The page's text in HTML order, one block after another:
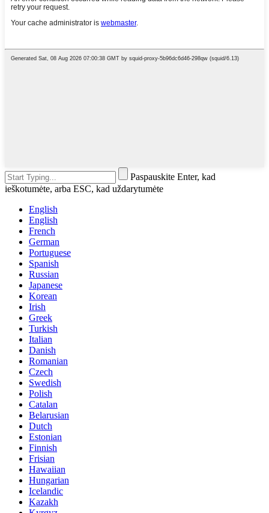
Paspauskite Enter, kad
ieškotumėte, arba ESC, kad uždarytumėte
English
English
French
German
Portuguese
Spanish
Russian
Japanese
Korean
Irish
Greek
Turkish
Italian
Danish
Romanian
Czech
Swedish
Polish
Catalan
Belarusian
Dutch
Estonian
Finnish
Frisian
Hawaiian
Hungarian
Icelandic
Kazakh